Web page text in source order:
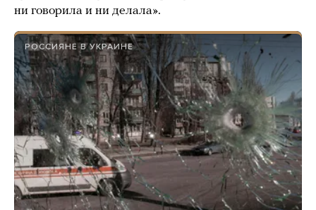
ни говорила и ни делала».
РОССИЯНЕ В УКРАИНЕ